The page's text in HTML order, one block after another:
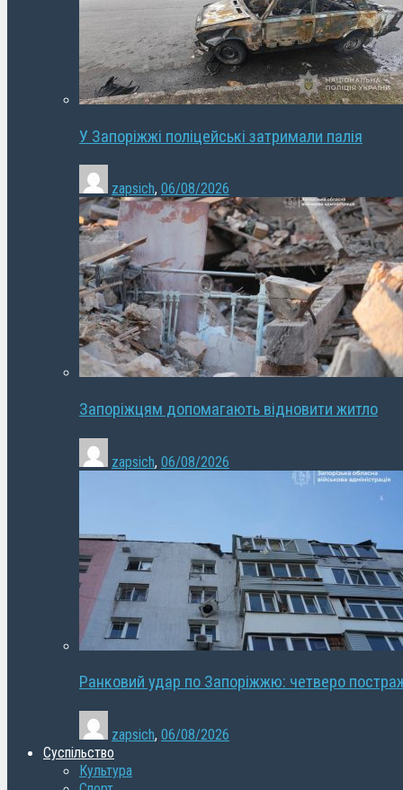
У Запоріжжі поліцейські затримали палія
zapsich, 06/08/2026
Запоріжцям допомагають відновити житло
zapsich, 06/08/2026
Ранковий удар по Запоріжжю: четверо
zapsich, 06/08/2026
Суспільство
Культура